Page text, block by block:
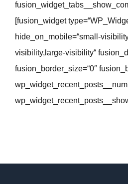
[fusion_widget
hide_on_mobile=“small-
visibility,large-visibility“
fusion_border_size=“0″